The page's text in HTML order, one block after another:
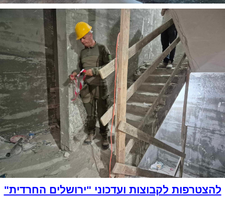
להצטרפות לקבוצות ועדכוני "ירושלים החרדית"